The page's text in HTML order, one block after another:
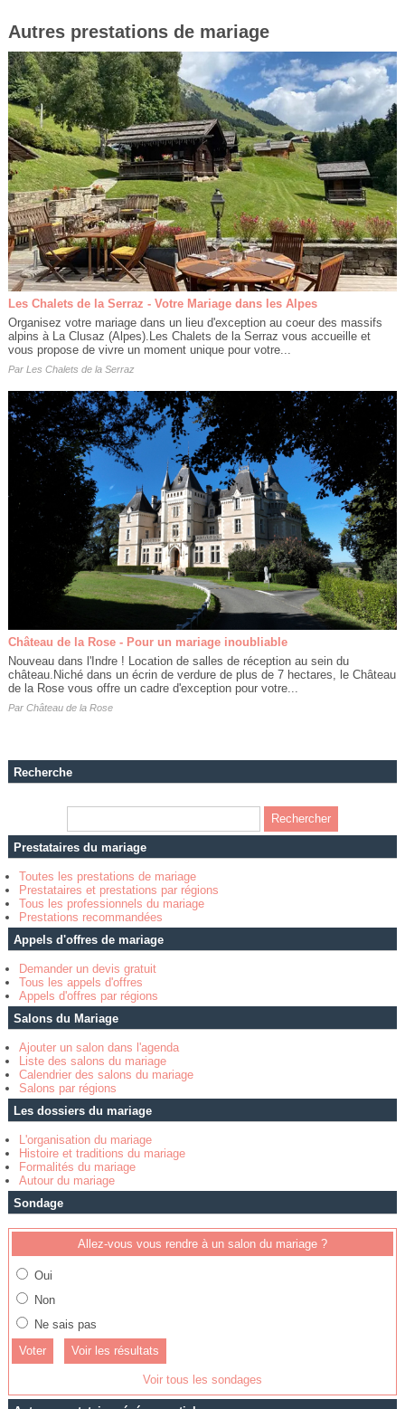
Autres prestations de mariage
Les Chalets de la Serraz - Votre Mariage dans les Alpes
Organisez votre mariage dans un lieu d'exception au coeur des massifs
alpins à La Clusaz (Alpes).Les Chalets de la Serraz vous accueille et
vous propose de vivre un moment unique pour votre...
Par Les Chalets de la Serraz
Château de la Rose - Pour un mariage inoubliable
Nouveau dans l'Indre ! Location de salles de réception au sein du
château.Niché dans un écrin de verdure de plus de 7 hectares, le Château
de la Rose vous offre un cadre d'exception pour votre...
Par Château de la Rose
Recherche
Prestataires du mariage
Toutes les prestations de mariage
Prestataires et prestations par régions
Tous les professionnels du mariage
Prestations recommandées
Appels d'offres de mariage
Demander un devis gratuit
Tous les appels d'offres
Appels d'offres par régions
Salons du Mariage
Ajouter un salon dans l'agenda
Liste des salons du mariage
Calendrier des salons du mariage
Salons par régions
Les dossiers du mariage
L'organisation du mariage
Histoire et traditions du mariage
Formalités du mariage
Autour du mariage
Sondage
Allez-vous vous rendre à un salon du mariage ?
Oui
Non
Ne sais pas
Voir les résultats
Voir tous les sondages